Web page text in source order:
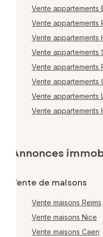
Vente appartements
Vente appartements
Vente appartements
Vente appartements
Vente appartements
Vente appartements
Vente appartements
Vente appartements
Annonces
Vente de maisons
Vente maisons Reims
Vente maisons Nice
Vente maisons Caen